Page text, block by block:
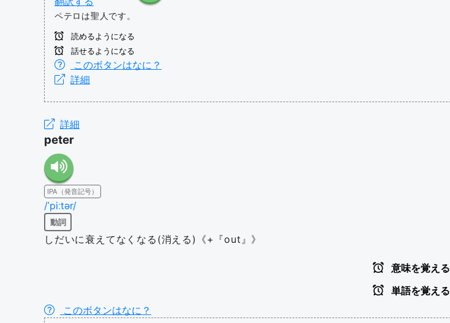
ペテロは聖人です。
読めるようになる
話せるようになる
このボタンはなに？
詳細
詳細
peter
IPA（発音記号）
/ˈpiːtər/
動詞
しだいに衰えてなくなる(消える)《+『out』》
意味を覚える
単語を覚える
このボタンはなに？